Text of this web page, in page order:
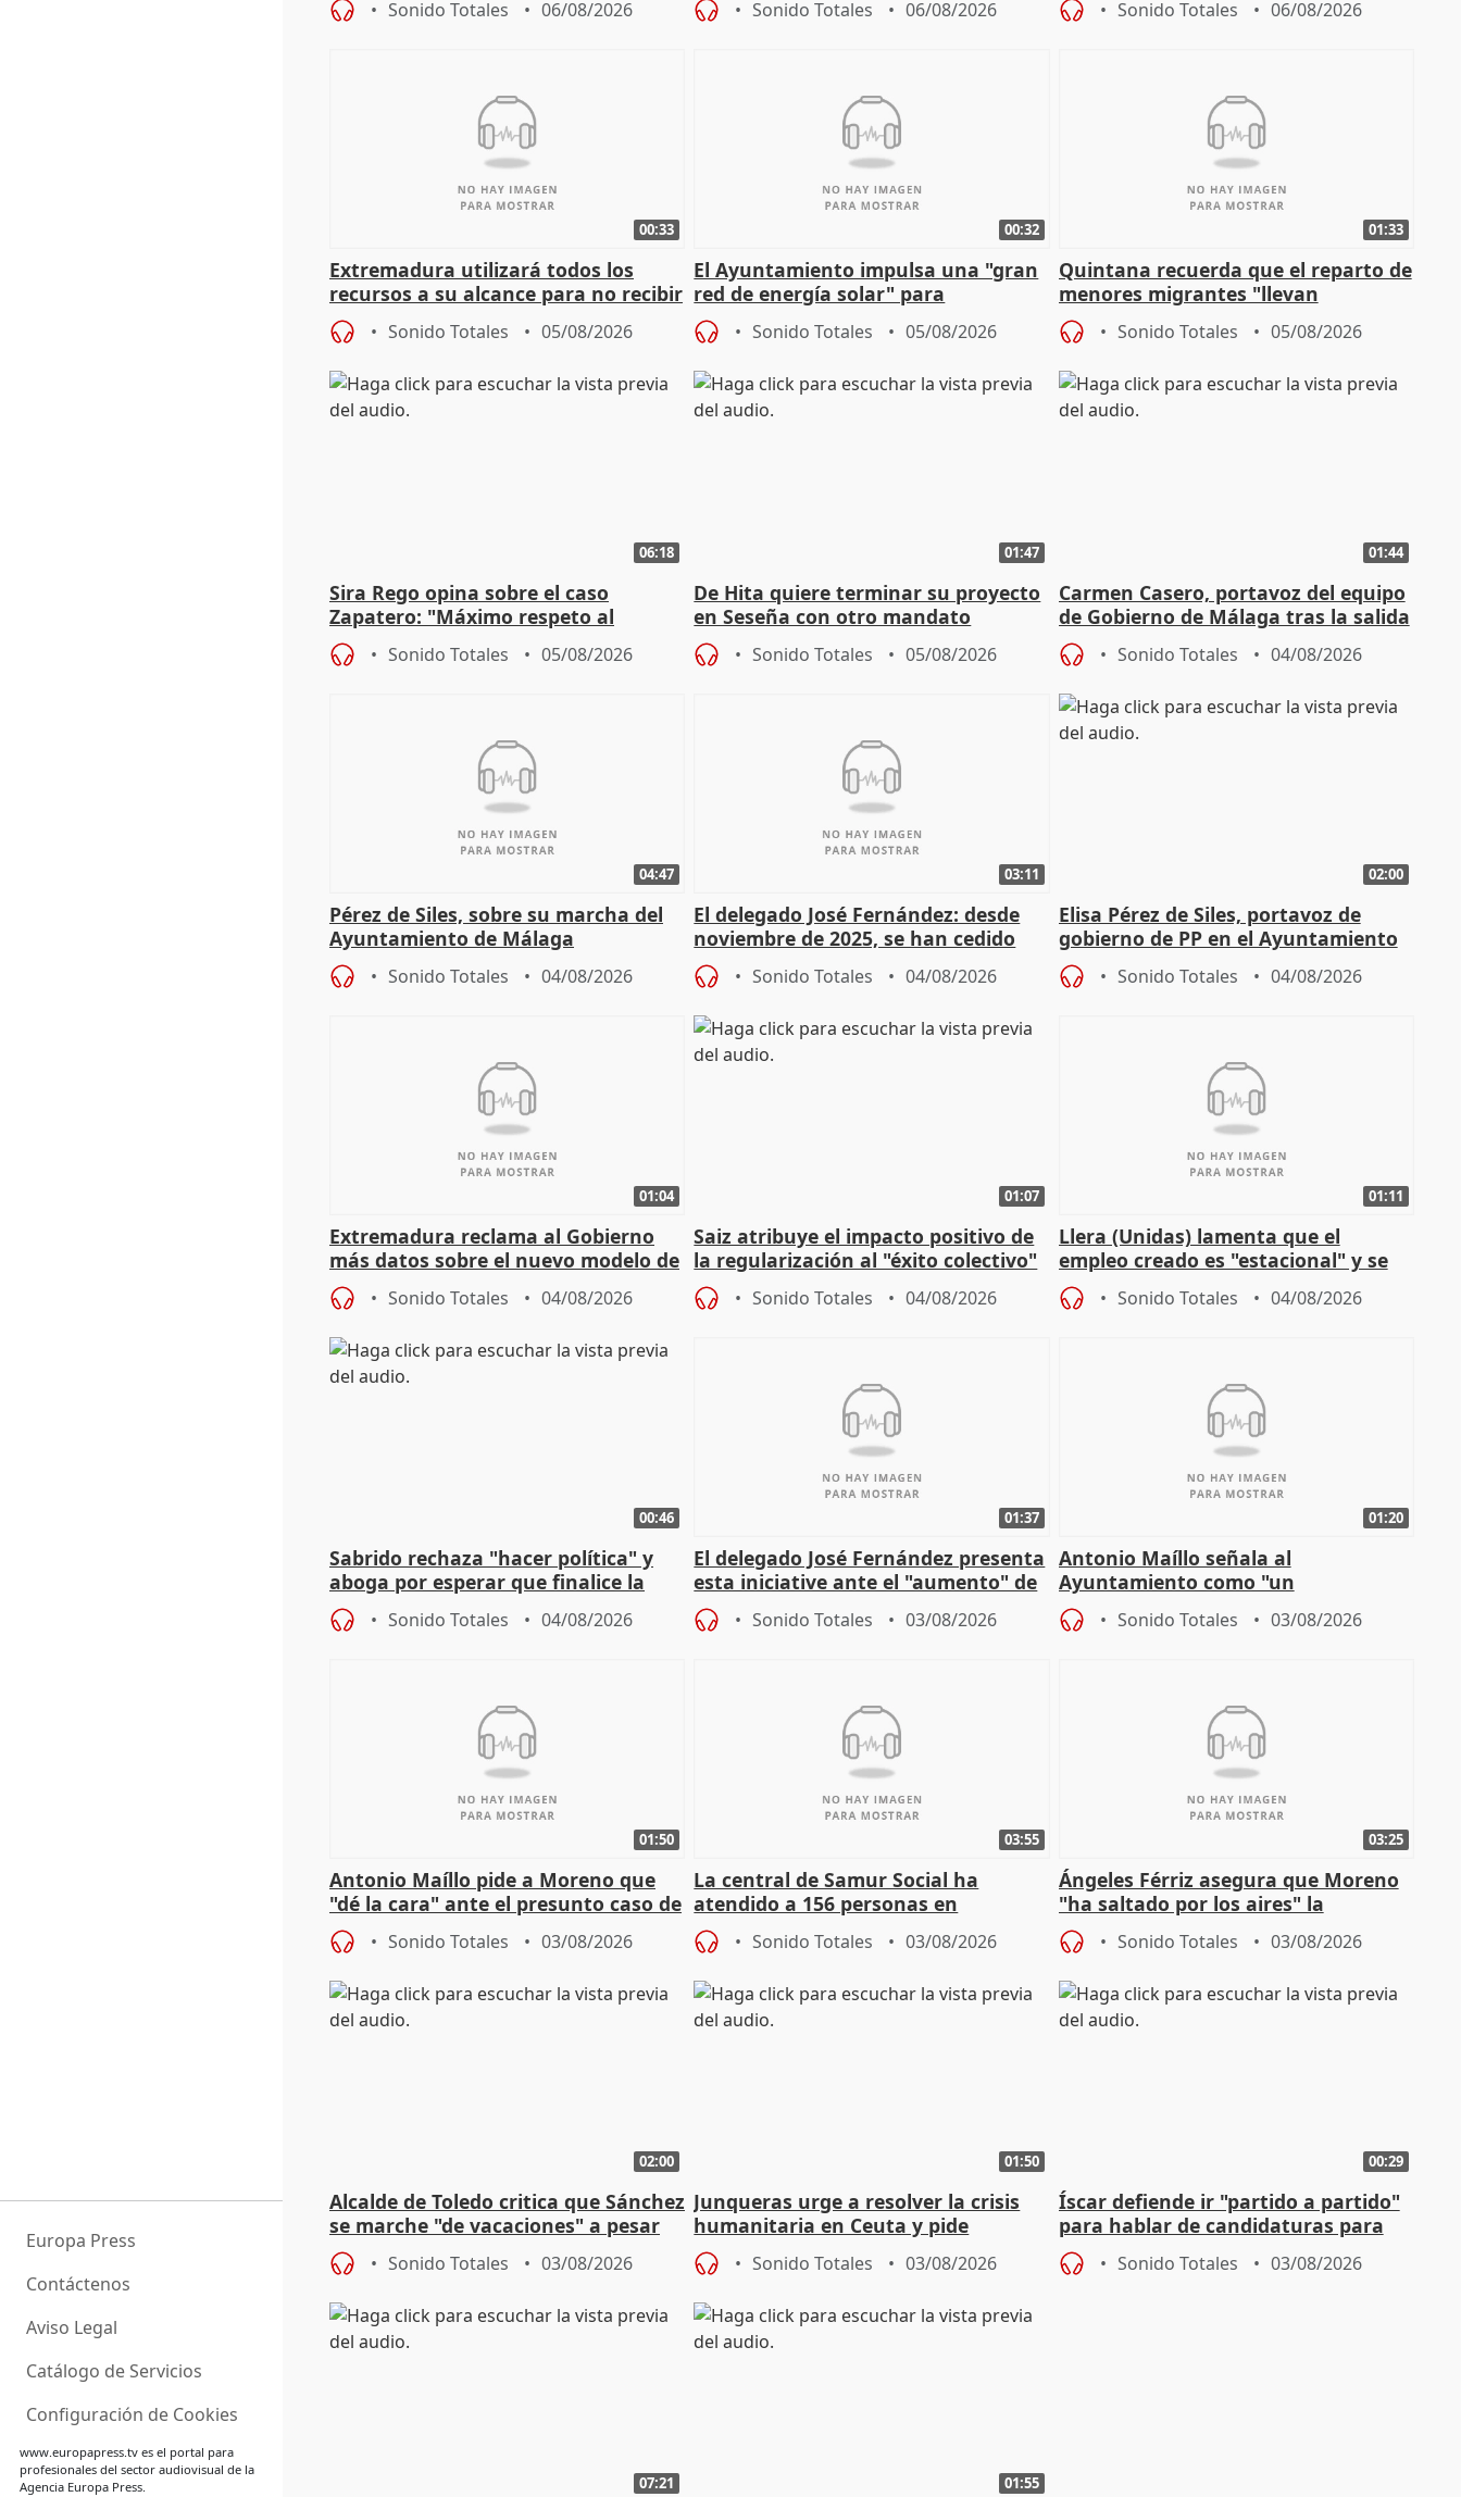
Europa Press
Contáctenos
Aviso Legal
Catálogo de Servicios
Configuración de Cookies
www.europapress.tves el portal para
profesionales del sector audiovisual de la
Agencia Europa Press.
Sonido Totales 06/08/2026 Sonido Totales 06/08/2026 Sonido Totales 06/08/2026
00:33
Extremadura utilizará todos los
recursos a su alcance para no recibir
más menores migrantes
Sonido Totales 05/08/2026
00:32
El Ayuntamiento impulsa una "gran
red de energía solar" para
autoconsumo
Sonido Totales 05/08/2026
01:33
Quintana recuerda que el reparto de
menores migrantes "llevan
aportación del Gobierno" central
Sonido Totales 05/08/2026
06:18
Sira Rego opina sobre el caso
Zapatero: "Máximo respeto al
proceso judicial"
Sonido Totales 05/08/2026
01:47
De Hita quiere terminar su proyecto
en Seseña con otro mandato
Sonido Totales 05/08/2026
01:44
Carmen Casero, portavoz del equipo
de Gobierno de Málaga tras la salida
de Pérez de Siles
Sonido Totales 04/08/2026
04:47
Pérez de Siles, sobre su marcha del
Ayuntamiento de Málaga
Sonido Totales 04/08/2026
03:11
El delegado José Fernández: desde
noviembre de 2025, se han cedido
9.810 ayudas por nacimiento
Sonido Totales 04/08/2026
02:00
Elisa Pérez de Siles, portavoz de
gobierno de PP en el Ayuntamiento
de Málaga, deja la política
Sonido Totales 04/08/2026
01:04
Extremadura reclama al Gobierno
más datos sobre el nuevo modelo de
financiación
Sonido Totales 04/08/2026
01:07
Saiz atribuye el impacto positivo de
la regularización al "éxito colectivo"
del Gobierno
Sonido Totales 04/08/2026
01:11
Llera (Unidas) lamenta que el
empleo creado es "estacional" y se
"esfumará" al acabar el verano
Sonido Totales 04/08/2026
00:46
Sabrido rechaza "hacer política" y
aboga por esperar que finalice la
investigación del incendio
Sonido Totales 04/08/2026
01:37
El delegado José Fernández presenta
esta iniciative ante el "aumento" de
personas sin hogar en Madri
Sonido Totales 03/08/2026
01:20
Antonio Maíllo señala al
Ayuntamiento como "un
especulador más" sobre viviendas de
Jiménez Becerril
Sonido Totales 03/08/2026
01:50
Antonio Maíllo pide a Moreno que
"dé la cara" ante el presunto caso de
acoso del CEO de ADM
Sonido Totales 03/08/2026
03:55
La central de Samur Social ha
atendido a 156 personas en
situación de calle durante Campaña
de CalorSonido Totales 03/08/2026
03:25
Ángeles Férriz asegura que Moreno
"ha saltado por los aires" la
negociación tras acuerdo con SMA
Sonido Totales 03/08/2026
02:00
Alcalde de Toledo critica que Sánchez
se marche "de vacaciones" a pesar
de la crisis migratoria
Sonido Totales 03/08/2026
01:50
Junqueras urge a resolver la crisis
humanitaria en Ceuta y pide
responsabilidad a la UE
Sonido Totales 03/08/2026
00:29
Íscar defiende ir "partido a partido"
para hablar de candidaturas para
2027
Sonido Totales 03/08/2026
07:21 01:55